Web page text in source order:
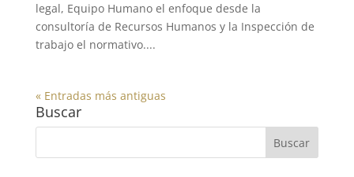
legal, Equipo Humano el enfoque desde la
consultoría de Recursos Humanos y la Inspección de
trabajo el normativo....
« Entradas más antiguas
Buscar